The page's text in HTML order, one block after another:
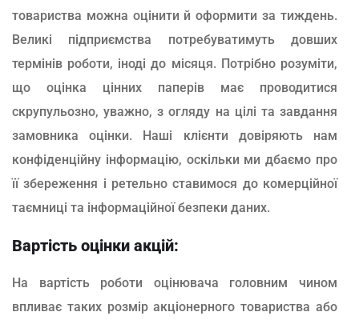
товариства можна оцінити й оформити за тиждень.
Великі підприємства потребуватимуть довших
термінів роботи, іноді до місяця. Потрібно розуміти,
що оцінка цінних паперів має проводитися
скрупульозно, уважно, з огляду на цілі та завдання
замовника оцінки. Наші клієнти довіряють нам
конфіденційну інформацію, оскільки ми дбаємо про
її збереження і ретельно ставимося до комерційної
таємниці та інформаційної безпеки даних.
Вартість оцінки акцій:
На вартість роботи оцінювача головним чином
впливає таких розмір акціонерного товариства або